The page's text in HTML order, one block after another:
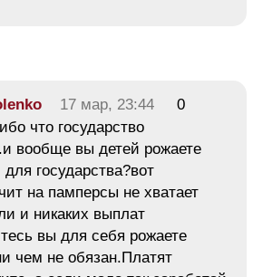
17 мар, 23:44
0
что государство
вообще вы детей рожаете
государства?вот
на памперсы не хватает
и никаких выплат
вы для себя рожаете
чем не обязан.Платят